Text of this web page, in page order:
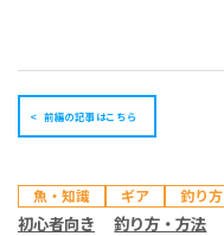
前編の記事はこちら
魚・知識 ギア 釣り方
初心者向き 釣り方・方法